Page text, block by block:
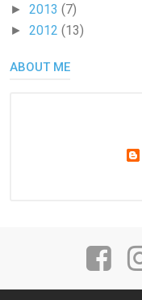
► 2013 (7)
► 2012 (13)
ABOUT ME